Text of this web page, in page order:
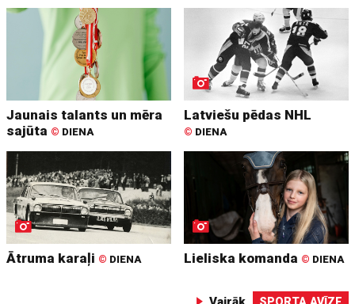
Jaunais talants un mēra
sajūta © DIENA
Latviešu pēdas NHL
© DIENA
Ātruma karaļi © DIENA Lieliska komanda © DIENA